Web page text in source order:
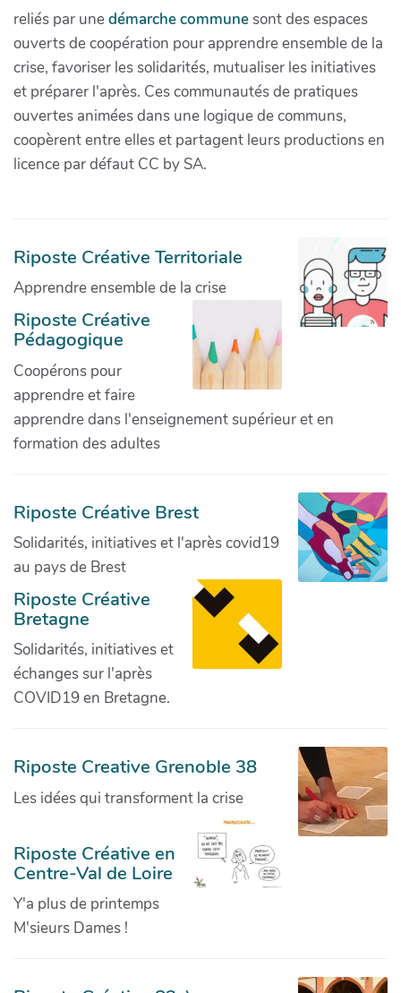
reliés par unedémarche communesont des espaces
ouverts de coopération pour apprendre ensemble de la
crise, favoriser les solidarités, mutualiser les initiatives
et préparer l'après. Ces communautés de pratiques
ouvertes animées dans une logique de communs,
coopèrent entre elles et partagent leurs productions en
licence par défaut CC by SA.
Riposte Créative Territoriale
Apprendre ensemble de la crise
Riposte Créative
Pédagogique
Coopérons pour
apprendre et faire
apprendre dans l'enseignement supérieur et en
formation des adultes
Riposte Créative Brest
Solidarités, initiatives et l'après covid19
au pays de Brest
Riposte Créative
Bretagne
Solidarités, initiatives et
échanges sur l'après
COVID19 en Bretagne.
Riposte Creative Grenoble 38
Les idées qui transforment la crise
Riposte Créative en
Centre-Val de Loire
Y'a plus de printemps
M'sieurs Dames !